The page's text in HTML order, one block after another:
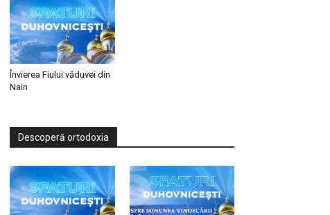
Învierea Fiului văduvei din
Nain
Descoperă ortodoxia